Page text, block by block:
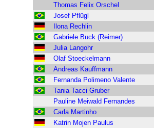
Thomas Felix Orschel
Josef Pflügl
Ilona Rechlin
Gabriele Buck (Reimer)
Julia Langohr
Olaf Stoeckelmann
Andreas Kauffmann
Fernanda Polimeno Valente
Tania Tacci Gruber
Pauline Meiwald Fernandes
Carla Martinho
Katrin Mojen Paulus